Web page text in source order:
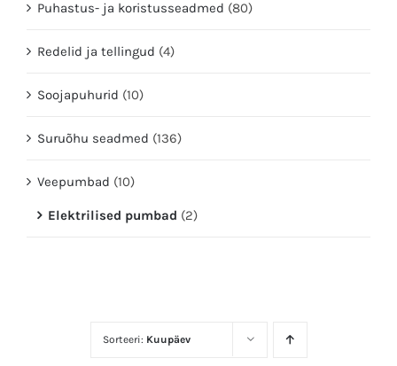
Sorteeri: Kuupäev
Puhastus- ja koristusseadmed (80)
Redelid ja tellingud (4)
Soojapuhurid (10)
Suruõhu seadmed (136)
Veepumbad (10)
Elektrilised pumbad (2)